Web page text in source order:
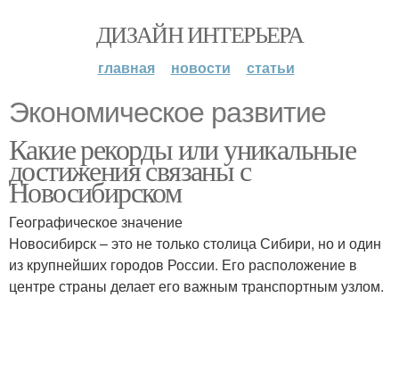
ДИЗАЙН ИНТЕРЬЕРА
главная новости статьи
Экономическое развитие
Какие рекорды или уникальные
достижения связаны с
Новосибирском
Географическое значение
Новосибирск – это не только столица Сибири, но и один
из крупнейших городов России. Его расположение в
центре страны делает его важным транспортным узлом.